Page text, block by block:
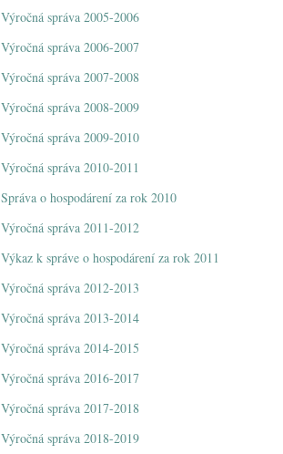
Výročná správa 2005-2006
Výročná správa 2006-2007
Výročná správa 2007-2008
Výročná správa 2008-2009
Výročná správa 2009-2010
Výročná správa 2010-2011
Správa o hospodárení za rok 2010
Výročná správa 2011-2012
Výkaz k správe o hospodárení za rok 2011
Výročná správa 2012-2013
Výročná správa 2013-2014
Výročná správa 2014-2015
Výročná správa 2016-2017
Výročná správa 2017-2018
Výročná správa 2018-2019